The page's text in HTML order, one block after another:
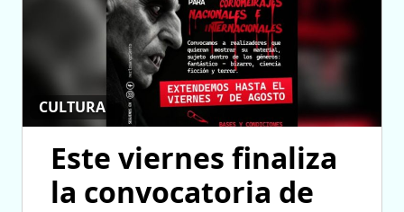
CULTURA
Este viernes finaliza
la convocatoria de